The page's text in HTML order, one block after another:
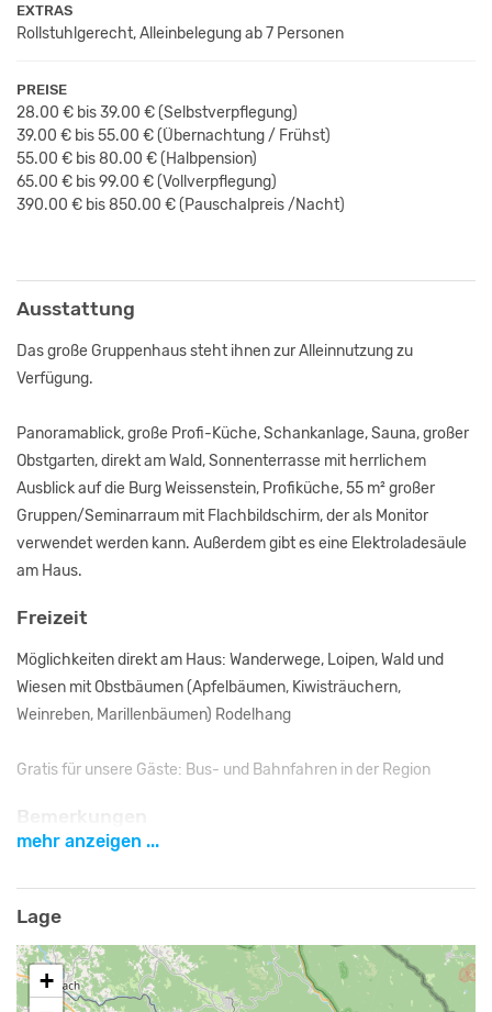
EXTRAS
Rollstuhlgerecht, Alleinbelegung ab 7 Personen
PREISE
28.00 € bis 39.00 €(Selbstverpflegung)
39.00 € bis 55.00 €(Übernachtung / Frühst)
55.00 € bis 80.00 €(Halbpension)
65.00 € bis 99.00 €(Vollverpflegung)
390.00 € bis 850.00 € (Pauschalpreis /Nacht)
Ausstattung
Das große Gruppenhaus steht ihnen zur Alleinnutzung zu
Verfügung.
Panoramablick, große Profi-Küche, Schankanlage, Sauna, großer
Obstgarten, direkt am Wald, Sonnenterrasse mit herrlichem
Ausblick auf die Burg Weissenstein, Profiküche, 55 m² großer
Gruppen/Seminarraum mit Flachbildschirm, der als Monitor
verwendet werden kann. Außerdem gibt es eine Elektroladesäule
am Haus.
Freizeit
Möglichkeiten direkt am Haus: Wanderwege, Loipen, Wald und
Wiesen mit Obstbäumen (Apfelbäumen, Kiwisträuchern,
Weinreben, Marillenbäumen) Rodelhang
Gratis für unsere Gäste: Bus- und Bahnfahren in der Region
Bemerkungen
des Nationalparks Bayerischer Wald. Gerne organisieren wir auch
Kochkurse, Yogakurse, Familientreffen, Seminare, Workshops
uvm. nach Ihren Wünschen.
Getränke
mehr anzeigen ...
Lage
+